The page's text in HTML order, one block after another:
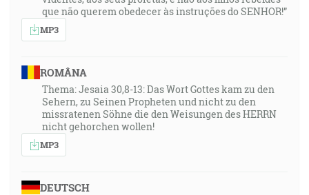
que não querem obedecer às instruções do SENHOR!”
MP3
ROMÂNA
Thema: Jesaia 30,8-13: Das Wort Gottes kam zu den
Sehern, zu Seinen Propheten und nicht zu den
missratenen Söhne die den Weisungen des HERRN
nicht gehorchen wollen!
MP3
DEUTSCH